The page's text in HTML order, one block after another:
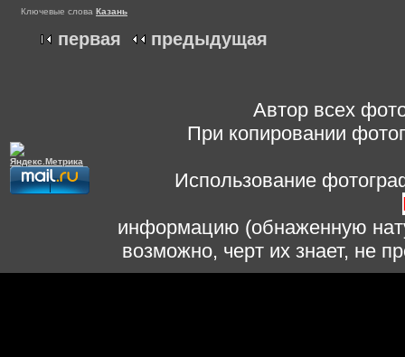
Ключевые слова Казань
первая предыдущая
Автор всех
При копировании
Использование
информацию (обнаженную
возможно, черт их знает, не